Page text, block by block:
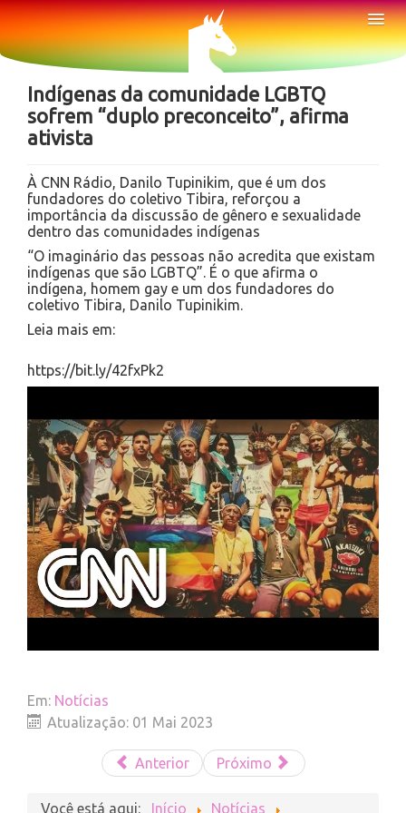
Sobre
Notícias
Indígenas da comunidade LGBTQ
sofrem “duplo preconceito”, afirma
ativista
À CNN Rádio, Danilo Tupinikim, que é um dos
fundadores do coletivo Tibira, reforçou a
importância da discussão de gênero e sexualidade
dentro das comunidades indígenas
“O imaginário das pessoas não acredita que existam
indígenas que são LGBTQ”. É o que afirma o
indígena, homem gay e um dos fundadores do
coletivo Tibira, Danilo Tupinikim.
Leia mais em:
https://bit.ly/42fxPk2
Em: Notícias
Atualização: 01 Mai 2023
Anterior Próximo
Você está aqui: Início Notícias